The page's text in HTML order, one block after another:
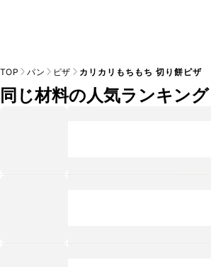
TOP パン ピザ カリカリもちもち 切り餅ピザ
同じ材料の人気ランキング